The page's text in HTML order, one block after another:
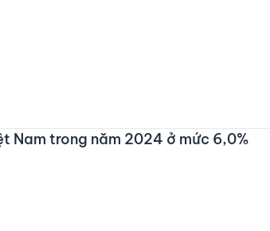
Nam trong năm 2024 ở mức 6,0%